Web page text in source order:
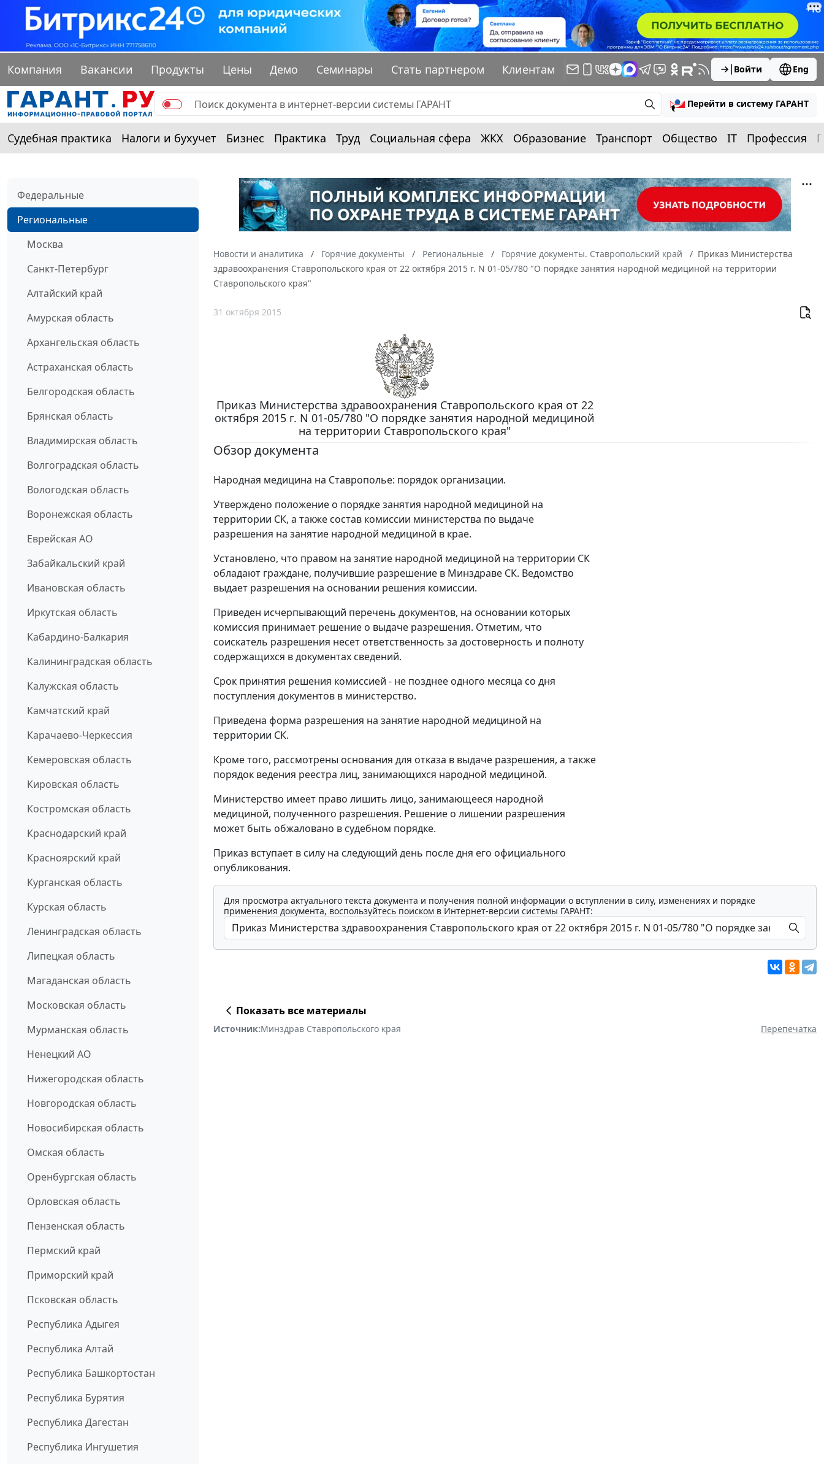
Компания Вакансии Продукты Цены Демо Семинары Стать партнером Клиентам Войти Eng
Перейти в систему ГАРАНТ
Судебная практика Налоги и бухучет Бизнес Практика Труд Социальная сфера ЖКХ Образование Транспорт Общество IT Профессия
Федеральные
Региональные
Москва
Санкт-Петербург
Алтайский край
Амурская область
Архангельская область
Астраханская область
Белгородская область
Брянская область
Владимирская область
Волгоградская область
Вологодская область
Воронежская область
Еврейская АО
Забайкальский край
Ивановская область
Иркутская область
Кабардино-Балкария
Калининградская область
Калужская область
Камчатский край
Карачаево-Черкессия
Кемеровская область
Кировская область
Костромская область
Краснодарский край
Красноярский край
Курганская область
Курская область
Ленинградская область
Липецкая область
Магаданская область
Московская область
Мурманская область
Ненецкий АО
Нижегородская область
Новгородская область
Новосибирская область
Омская область
Оренбургская область
Орловская область
Пензенская область
Пермский край
Приморский край
Псковская область
Республика Адыгея
Республика Алтай
Республика Башкортостан
Республика Бурятия
Республика Дагестан
Республика Ингушетия
Новости и аналитика Горячие документы Региональные Горячие документы. Ставропольский край
Приказ Министерства
здравоохранения Ставропольского края от 22 октября 2015 г. N 01-05/780 "О порядке занятия народной медициной на территории
Ставропольского края"
31 октября 2015
Приказ Министерства здравоохранения Ставропольского края от 22
октября 2015 г. N 01-05/780 "О порядке занятия народной медициной
на территории Ставропольского края"
Обзор документа
Народная медицина на Ставрополье: порядок организации.
Утверждено положение о порядке занятия народной медициной на
территории СК, а также состав комиссии министерства по выдаче
разрешения на занятие народной медициной в крае.
Установлено, что правом на занятие народной медициной на территории СК
обладают граждане, получившие разрешение в Минздраве СК. Ведомство
выдает разрешения на основании решения комиссии.
Приведен исчерпывающий перечень документов, на основании которых
комиссия принимает решение о выдаче разрешения. Отметим, что
соискатель разрешения несет ответственность за достоверность и полноту
содержащихся в документах сведений.
Срок принятия решения комиссией - не позднее одного месяца со дня
поступления документов в министерство.
Приведена форма разрешения на занятие народной медициной на
территории СК.
Кроме того, рассмотрены основания для отказа в выдаче разрешения, а также
порядок ведения реестра лиц, занимающихся народной медициной.
Министерство имеет право лишить лицо, занимающееся народной
медициной, полученного разрешения. Решение о лишении разрешения
может быть обжаловано в судебном порядке.
Приказ вступает в силу на следующий день после дня его официального
опубликования.
Для просмотра актуального текста документа и получения полной информации о вступлении в силу, изменениях и порядке
применения документа, воспользуйтесь поиском в Интернет-версии системы ГАРАНТ:
Показать все материалы
Источник:Минздрав Ставропольского края Перепечатка